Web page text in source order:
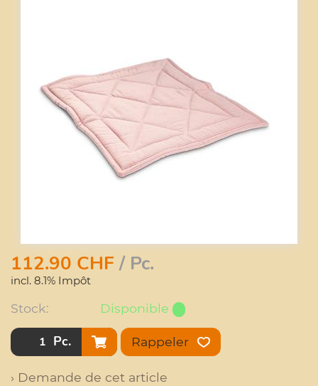
112.90 CHF/ Pc.
incl. 8.1% Impôt
Stock: Disponible
Pc. Rappeler
› Demande de cet article